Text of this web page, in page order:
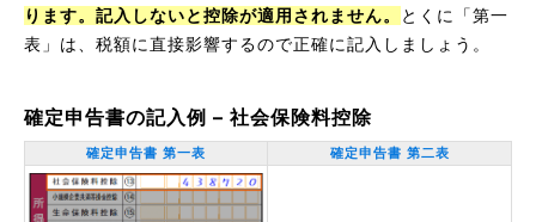
ります。記入しないと控除が適用されません。
とくに「第一
表」は、税額に直接影響するので正確に記入しましょう。
確定申告書の記入例 – 社会保険料控除
確定申告書 第一表 確定申告書 第二表